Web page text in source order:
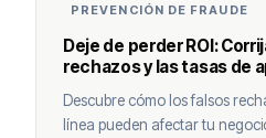
PREVENCIÓN DE FRAUDE
Deje de perder ROI:
rechazos y las tasas de
Descubre cómo los falsos
línea pueden afectar tu